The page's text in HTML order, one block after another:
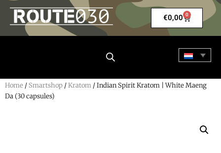
€0,00 0
Home / Smartshop /Kratom / Indian Spirit Kratom | White Maeng
Da (30 capsules)